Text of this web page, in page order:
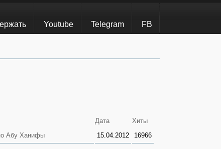
Youtube Telegram FB
Дата
Хиты
Абу Ханифы 15.04.2012 16966